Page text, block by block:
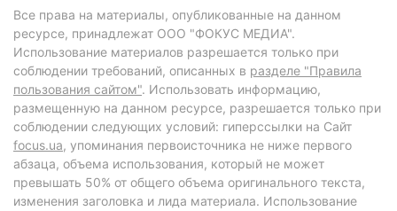
Все права на материалы, опубликованные на данном
ресурсе, принадлежат ООО "ФОКУС МЕДИА".
Использование материалов разрешается только при
соблюдении требований, описанных в разделе "Правила
пользования сайтом". Использовать информацию,
размещенную на данном ресурсе, разрешается только при
соблюдении следующих условий: гиперссылки на Сайт
focus.ua, упоминания первоисточника не ниже первого
абзаца, объема использования, который не может
превышать 50% от общего объема оригинального текста,
изменения заголовка и лида материала. Использование